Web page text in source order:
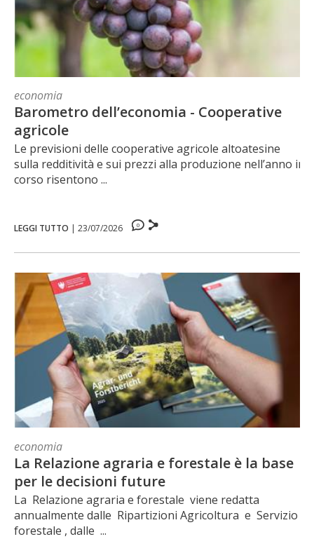
economia
Barometro dell’economia - Cooperative
agricole
Le previsioni delle cooperative agricole altoatesine
sulla redditività e sui prezzi alla produzione nell’anno in
corso risentono ...
LEGGI TUTTO |23/07/2026 0
economia
La Relazione agraria e forestale è la base
per le decisioni future
La Relazione agraria e forestale viene redatta
annualmente dalle Ripartizioni Agricoltura e Servizio
forestale , dalle ...